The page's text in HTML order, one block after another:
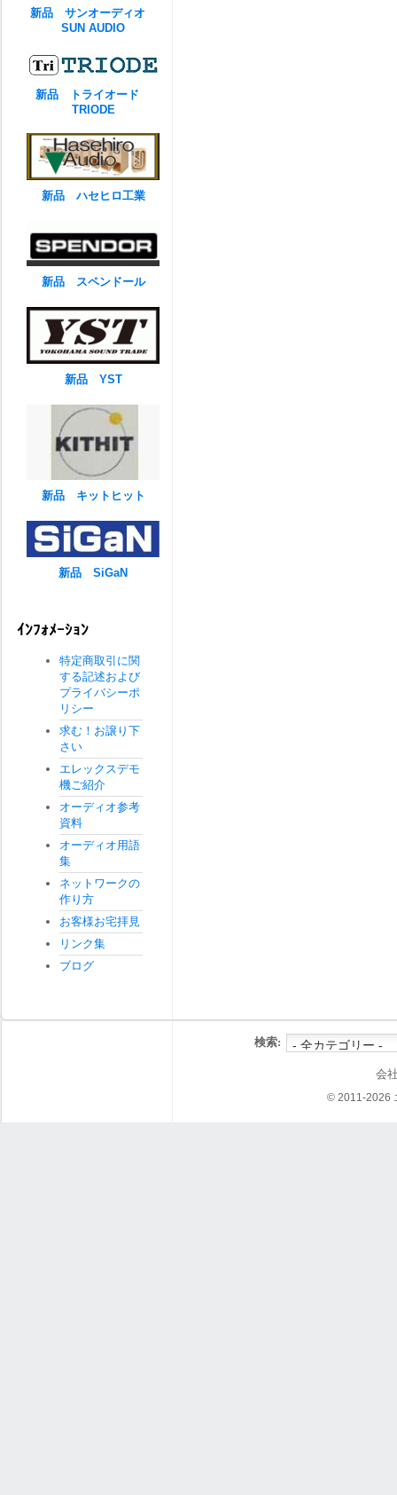
新品 サンオーディオ
SUN AUDIO
新品 トライオード
TRIODE
新品 ハセヒロ工業
新品 スペンドール
新品 YST
新品 キットヒット
新品 SiGaN
ｲﾝﾌｫﾒｰｼｮﾝ
特定商取引に関
する記述および
プライバシーポ
リシー
求む！お譲り下
さい
エレックスデモ
機ご紹介
オーディオ参考
資料
オーディオ用語
集
ネットワークの
作り方
お客様お宅拝見
リンク集
ブログ
検索:
会
© 2011-2026